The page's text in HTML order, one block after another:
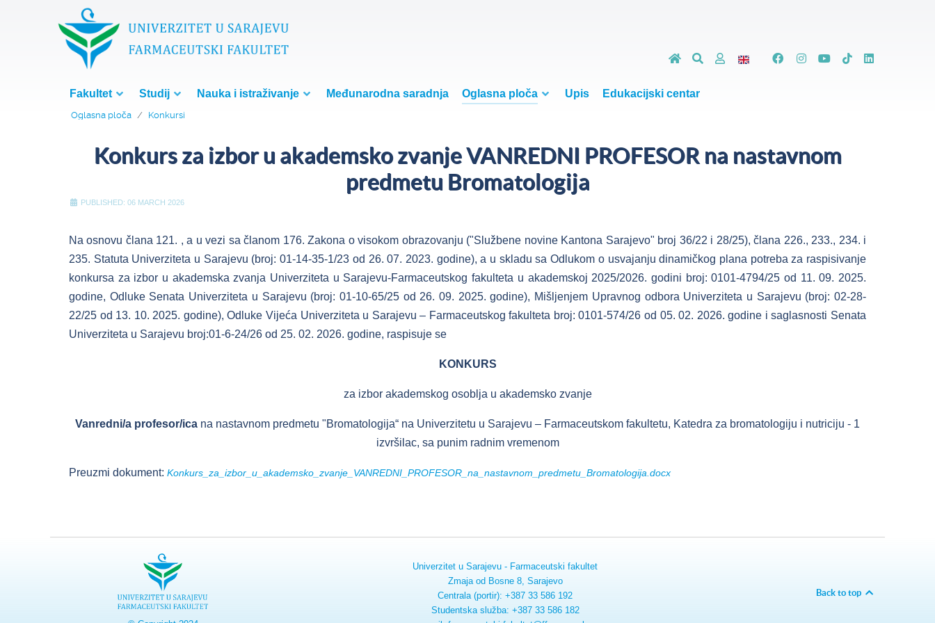
Fakultet Studij Nauka i istraživanje Međunarodna saradnja Oglasna ploča Upis Edukacijski centar
Oglasna ploča Konkursi
Konkurs za izbor u akademsko zvanje VANREDNI PROFESOR na nastavnom
predmetu Bromatologija
PUBLISHED: 06 MARCH 2026
Na osnovu člana 121. , a u vezi sa članom 176. Zakona o visokom obrazovanju ("Službene novine Kantona Sarajevo" broj 36/22 i 28/25), člana 226., 233., 234. i
235. Statuta Univerziteta u Sarajevu (broj: 01-14-35-1/23 od 26. 07. 2023. godine), a u skladu sa Odlukom o usvajanju dinamičkog plana potreba za raspisivanje
konkursa za izbor u akademska zvanja Univerziteta u Sarajevu-Farmaceutskog fakulteta u akademskoj 2025/2026. godini broj: 0101-4794/25 od 11. 09. 2025.
godine, Odluke Senata Univerziteta u Sarajevu (broj: 01-10-65/25 od 26. 09. 2025. godine), Mišljenjem Upravnog odbora Univerziteta u Sarajevu (broj: 02-28-
22/25 od 13. 10. 2025. godine), Odluke Vijeća Univerziteta u Sarajevu – Farmaceutskog fakulteta broj: 0101-574/26 od 05. 02. 2026. godine i saglasnosti Senata
Univerziteta u Sarajevu broj:01-6-24/26 od 25. 02. 2026. godine, raspisuje se
KONKURS
za izbor akademskog osoblja u akademsko zvanje
Vanredni/a profesor/ica na nastavnom predmetu "Bromatologija“ na Univerzitetu u Sarajevu – Farmaceutskom fakultetu, Katedra za bromatologiju i nutriciju - 1
izvršilac, sa punim radnim vremenom
Preuzmi dokument: Konkurs_za_izbor_u_akademsko_zvanje_VANREDNI_PROFESOR_na_nastavnom_predmetu_Bromatologija.docx
Univerzitet u Sarajevu - Farmaceutski fakultet
Zmaja od Bosne 8, Sarajevo
Centrala (portir): +387 33 586 192
Studentska služba: +387 33 586 182
Back to top